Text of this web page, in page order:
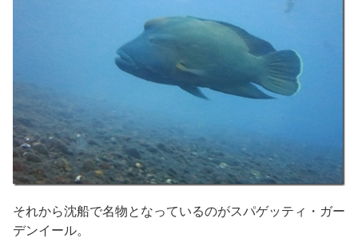
それから沈船で名物となっているのがスパゲッティ・ガー
デンイール。